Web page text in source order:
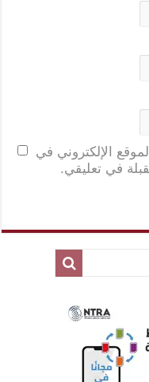
الإلكتروني في
في تعليقي.